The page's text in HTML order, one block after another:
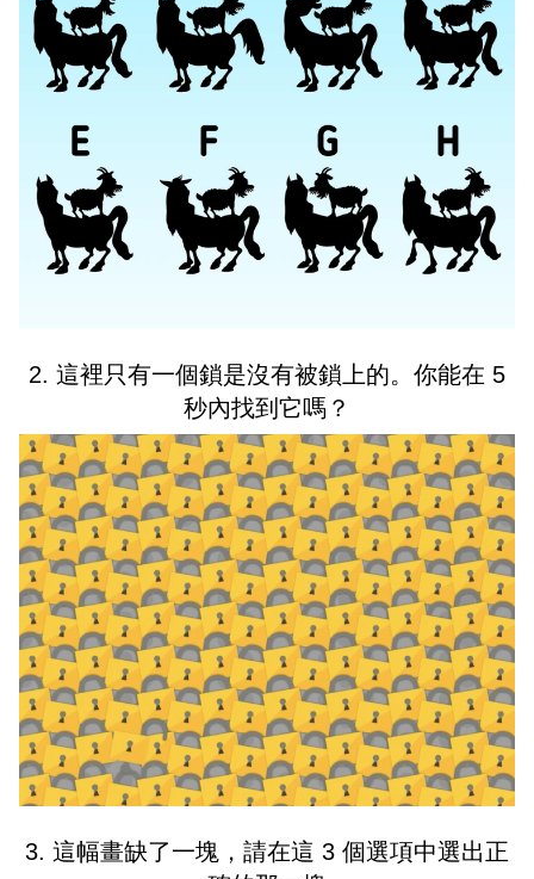
2. 這裡只有一個鎖是沒有被鎖上的。你能在 5
秒內找到它嗎？
3. 這幅畫缺了一塊，請在這 3 個選項中選出正